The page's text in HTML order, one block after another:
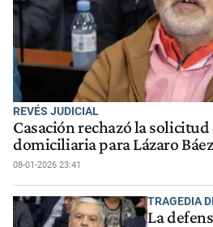
REVÉS JUDICIAL
Casación rechazó la
domiciliaria para Lázaro
08-01-2026 23:41
TRAGEDIA
La